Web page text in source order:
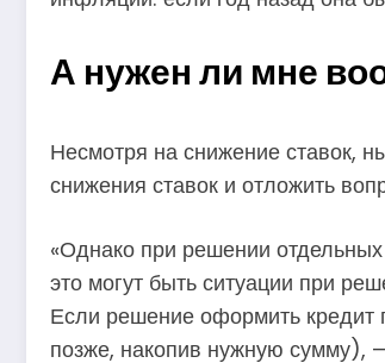
А нужен ли мне
Несмотря на снижение ставок,
снижения ставок и отложить
«Однако при решении
это могут быть ситуации при
Если решение оформить кредит
позже, накопив нужную сумму),